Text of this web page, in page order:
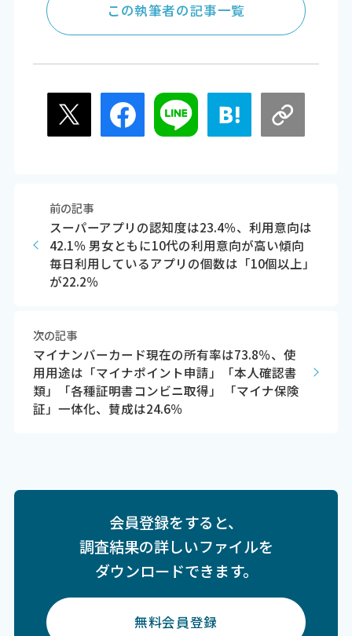
この執筆者の記事一覧
前の記事
スーパーアプリの認知度は23.4％、利用意向は
42.1％ 男女ともに10代の利用意向が高い傾向
毎日利用しているアプリの個数は「10個以上」
が22.2％
次の記事
マイナンバーカード現在の所有率は73.8％、使
用用途は「マイナポイント申請」「本人確認書
類」「各種証明書コンビニ取得」 「マイナ保険
証」一体化、賛成は24.6％
会員登録をすると、
調査結果の詳しいファイルを
ダウンロードできます。
無料会員登録